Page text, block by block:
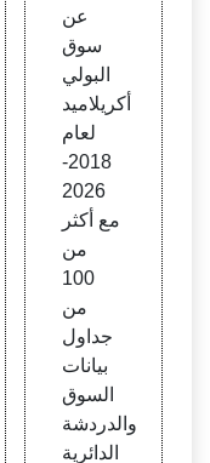
عن
سوق
البولي
أكريلاميد
لعام
2018-
2026
مع أكثر
من
100
من
جداول
بيانات
السوق
والدردشة
الدائرية